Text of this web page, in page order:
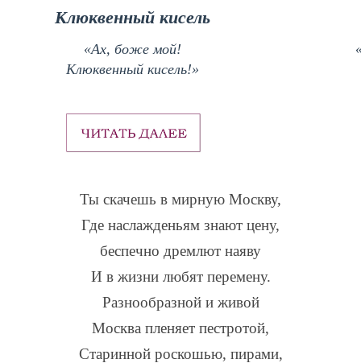
Клюквенный кисель
«Ах, боже мой!
Клюквенный кисель!»
Ты скачешь в мирную Москву,
Где наслажденьям знают цену,
беспечно дремлют наяву
И в жизни любят перемену.
Разнообразной и живой
Москва пленяет пестротой,
Старинной роскошью, пирами,